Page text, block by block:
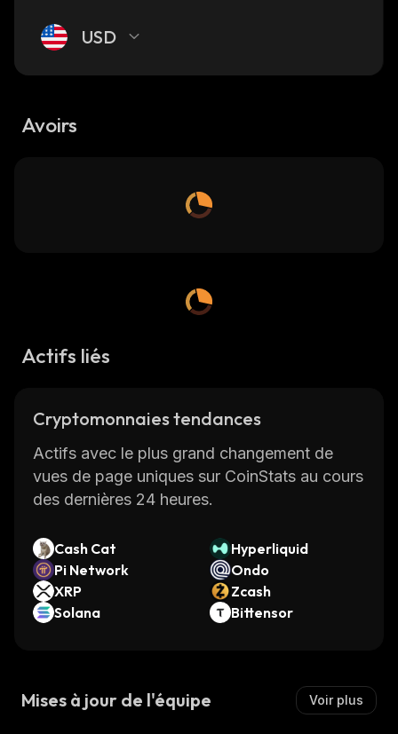
USD
Avoirs
Actifs liés
Cryptomonnaies tendances
Actifs avec le plus grand changement de
vues de page uniques sur CoinStats au cours
des dernières 24 heures.
Cash Cat
Hyperliquid
Pi Network
Ondo
XRP
Zcash
Solana
Bittensor
Mises à jour de l'équipe Voir plus